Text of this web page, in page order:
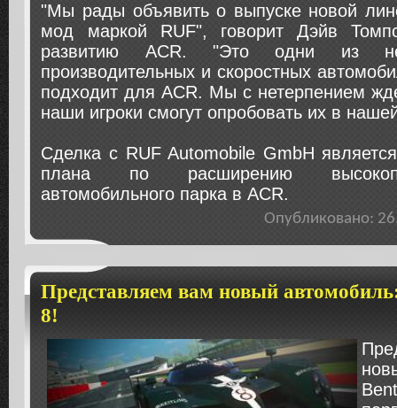
"Мы рады объявить о выпуске новой
мод маркой RUF", говорит Дэйв
развитию ACR. "Это одни из
производительных и скоростных
подходит для ACR. Мы с нетерпением
наши игроки смогут опробовать их в
Сделка с RUF Automobile GmbH
плана по расширению
автомобильного парка в ACR.
Опубликовано:
Представляем вам новый
8!